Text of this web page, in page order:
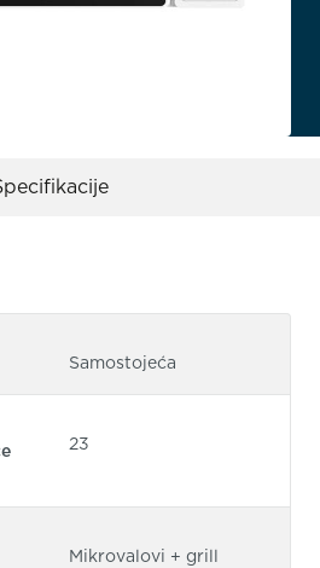
Samostojeća
23
Mikrovalovi + grill